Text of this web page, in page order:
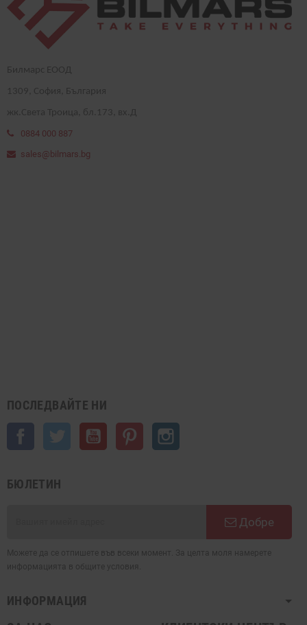
Билмарс ЕООД
309 , София, България
жк.Света Троица, бл.173, вх.Д
0884 000 887
sales@bilmars.bg
ПОСЛЕДВАЙТЕ НИ
Facebook Twitter YouTube Pinterest
БЮЛЕТИН
Добре
Можете да се отпишете във всеки момент. За целта моля намерете
информацията в общите условия.
ИНФОРМАЦИЯ